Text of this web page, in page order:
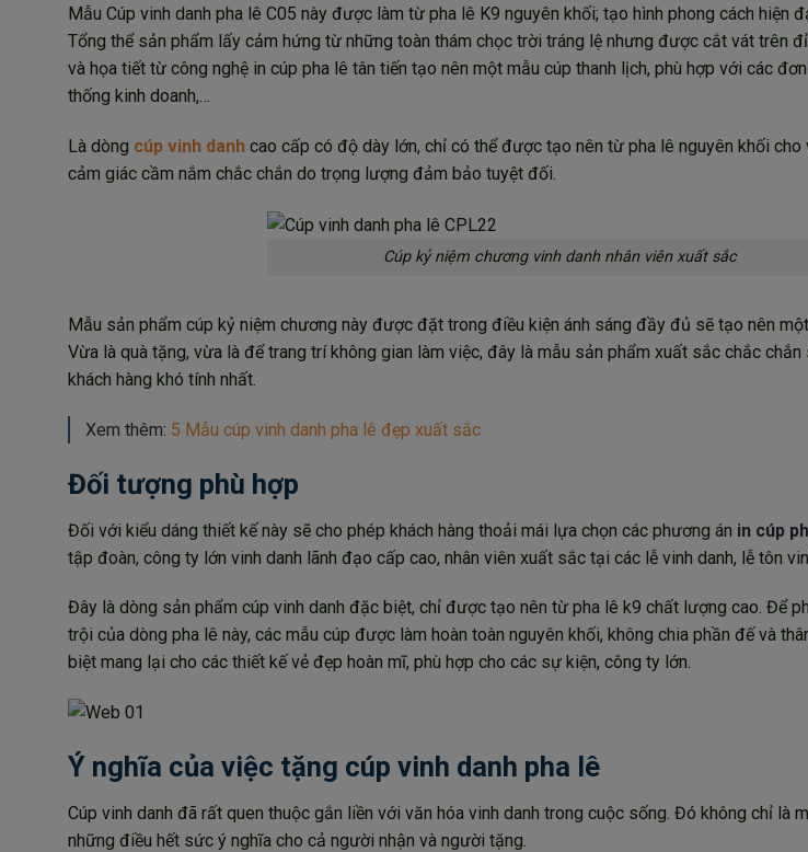
Mẫu Cúp vinh danh pha lê C05 này được làm từ pha lê K9 nguyên khối; tạo hình phong cách hiện
Tổng thể sản phẩm lấy cảm hứng từ những toàn thám chọc trời tráng lệ nhưng được cắt vát trên
và họa tiết từ công nghệ in cúp pha lê tân tiến tạo nên một mẫu cúp thanh lịch, phù hợp với các
thống kinh doanh,…
Là dòng cúp vinh danh cao cấp có độ dày lớn, chỉ có thể được tạo nên từ pha lê nguyên khối
cảm giác cầm nắm chắc chắn do trọng lượng đảm bảo tuyệt đối.
Cúp kỷ niệm chương vinh danh nhân viên xuất sắc
Mẫu sản phẩm cúp kỷ niệm chương này được đặt trong điều kiện ánh sáng đầy đủ sẽ tạo nên
Vừa là quà tặng, vừa là để trang trí không gian làm việc, đây là mẫu sản phẩm xuất sắc chắc
khách hàng khó tính nhất.
Xem thêm: 5 Mẫu cúp vinh danh pha lê đẹp xuất sắc
Đối tượng phù hợp
Đối với kiểu dáng thiết kế này sẽ cho phép khách hàng thoải mái lựa chọn các phương án in cúp
tập đoàn, công ty lớn vinh danh lãnh đạo cấp cao, nhân viên xuất sắc tại các lễ vinh danh, lễ tôn
Đây là dòng sản phẩm cúp vinh danh đặc biệt, chỉ được tạo nên từ pha lê k9 chất lượng cao. Để
trội của dòng pha lê này, các mẫu cúp được làm hoàn toàn nguyên khối, không chia phần đế và
biệt mang lại cho các thiết kế vẻ đẹp hoàn mĩ, phù hợp cho các sự kiện, công ty lớn.
Ý nghĩa của việc tặng cúp vinh danh pha lê
Cúp vinh danh đã rất quen thuộc gắn liền với văn hóa vinh danh trong cuộc sống. Đó không chỉ là
những điều hết sức ý nghĩa cho cả người nhận và người tặng.